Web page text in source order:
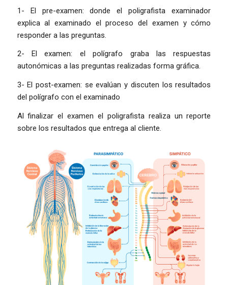
1- El pre-examen: donde el poligrafista examinador
explica al examinado el proceso del examen y cómo
responder a las preguntas.
2- El examen: el polígrafo graba las respuestas
autonómicas a las preguntas realizadas forma gráfica.
3- El post-examen: se evalúan y discuten los resultados
del polígrafo con el examinado
Al finalizar el examen el poligrafista realiza un reporte
sobre los resultados que entrega al cliente.